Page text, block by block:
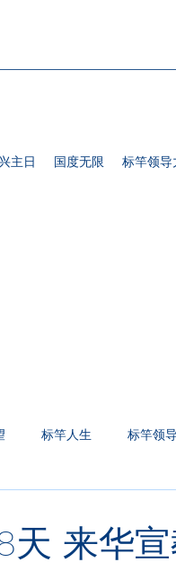
主日 国度无限 标竿领导
标竿人生 标竿领
天 来华